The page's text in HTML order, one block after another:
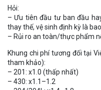
Hỏi:
– Ưu tiên đầu tư ban đầu
thay thế, vệ sinh định kỳ là
– Rủi ro an toàn/thực phẩm
Khung chi phí tương đối tại
tham khảo):
– 201: x1.0 (thấp nhất)
– 430: x1.1–1.2